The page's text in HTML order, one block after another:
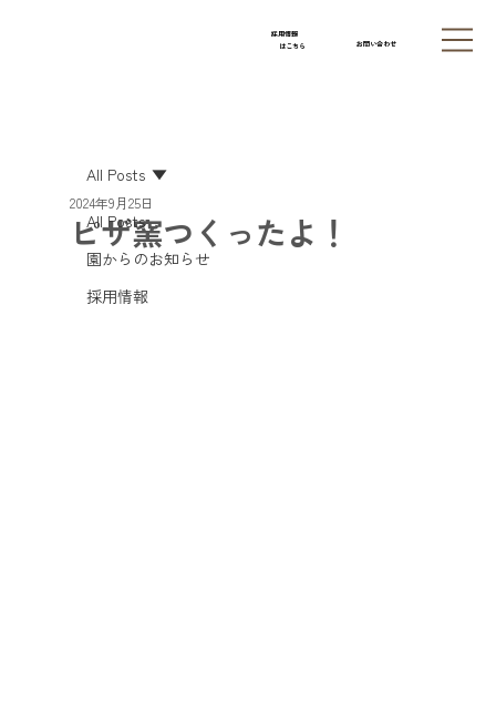
採用情報
はこちら
お問い合わせ
All Posts
園からのお知らせ
採用情報
All Posts
ピザ窯つくったよ！
2024年9月25日